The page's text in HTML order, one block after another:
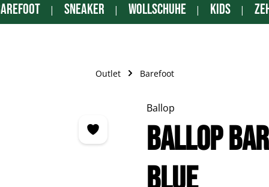
Sneaker Wollschuhe Kids
Outlet Barefoot
Ballop
BALLOP